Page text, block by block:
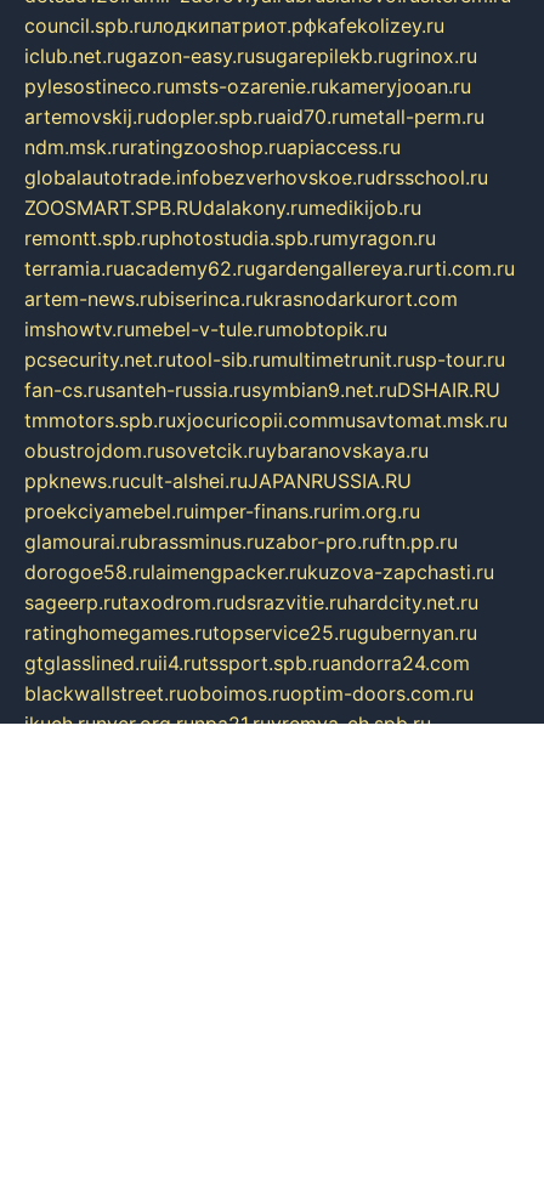
council.spb.ruлодкипатриот.рфkafekolizey.ru
iclub.net.rugazon-easy.rusugarepilekb.rugrinox.ru
pylesostineco.rumsts-ozarenie.rukameryjooan.ru
artemovskij.rudopler.spb.ruaid70.rumetall-perm.ru
ndm.msk.ruratingzooshop.ruapiaccess.ru
globalautotrade.infobezverhovskoe.rudrsschool.ru
ZOOSMART.SPB.RUdalakony.rumedikijob.ru
remontt.spb.ruphotostudia.spb.rumyragon.ru
terramia.ruacademy62.rugardengallereya.rurti.com.ru
artem-news.rubiserinca.rukrasnodarkurort.com
imshowtv.rumebel-v-tule.rumobtopik.ru
pcsecurity.net.rutool-sib.rumultimetrunit.rusp-tour.ru
fan-cs.rusanteh-russia.rusymbian9.net.ruDSHAIR.RU
tmmotors.spb.ruxjocuricopii.commusavtomat.msk.ru
obustrojdom.rusovetcik.ruybaranovskaya.ru
ppknews.rucult-alshei.ruJAPANRUSSIA.RU
proekciyamebel.ruimper-finans.rurim.org.ru
glamourai.rubrassminus.ruzabor-pro.ruftn.pp.ru
dorogoe58.rulaimengpacker.rukuzova-zapchasti.ru
sageerp.rutaxodrom.rudsrazvitie.ruhardcity.net.ru
ratinghomegames.rutopservice25.rugubernyan.ru
gtglasslined.ruii4.rutssport.spb.ruandorra24.com
blackwallstreet.ruoboimos.ruoptim-doors.com.ru
ikuch.runycr.org.runpa21.ruvremya-ch.spb.ru